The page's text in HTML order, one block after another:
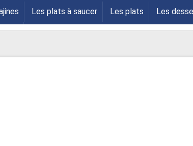
Les plats à saucer Les plats Les